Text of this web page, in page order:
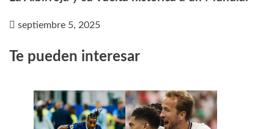
septiembre 5, 2025
Te pueden interesar